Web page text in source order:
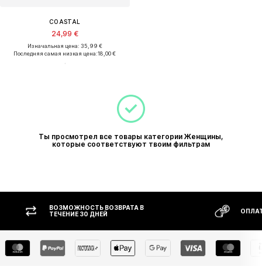
COASTAL
24,99 €
Изначальная цена: 35,99 €
Последняя самая низкая цена:18,00 €
Ты просмотрел все товары категории Женщины,
которые соответствуют твоим фильтрам
ВОЗМОЖНОСТЬ ВОЗВРАТА В
ТЕЧЕНИЕ 30 ДНЕЙ